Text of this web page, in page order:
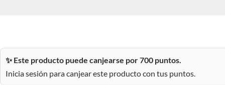
✨ Este producto puede canjearse por 700 puntos.
Inicia sesión para canjear este producto con tus puntos.